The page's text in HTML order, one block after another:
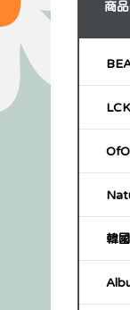
商
LCK
韓